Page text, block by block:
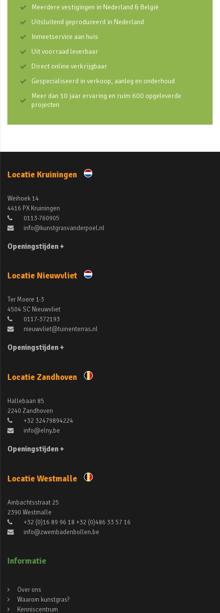
Meerdere vestigingen in Nederland & België
Uitsluitend geproduceerd in Nederland
Inmeetservice aan huis
Uit voorraad leverbaar
Direct online verkrijgbaar
Gespecialiseerd in verkoop, aanleg en onderhoud
Meer dan 10 jaar ervaring en ruim 600 opgeleverde
projecten
Locatie Kruiningen
Weihoek 14
4416 PX Kruiningen
0113-760905
info@kunstgrasvanderpoel.nl
Openingstijden +
Locatie Nieuwvliet
Ter Moere 1-3
4504 SC Nieuwvliet
0117-372193
nieuwvliet@tuinenterras.nl
Openingstijden +
Locatie Zandhoven
Hallebaan 85
2240 Zandhoven
+32 32479894224
info@elny.be
Openingstijden +
Locatie Westmalle
Ambachtsstraat 25
2390 Westmalle
+32 (0)16 89 96 18 +32 (0)486 33 57 16
info@zwembadenbollen.be
Informatie
Over ons
Waarom kunstgras?
Kenniscentrum